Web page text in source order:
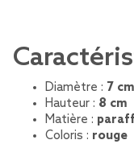
Diamètre : 7 cm
Hauteur : 8 cm
Matière :
Coloris : rouge